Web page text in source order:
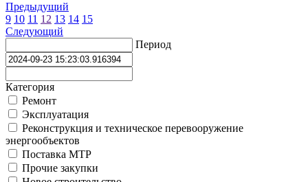
Предыдущий
9 10 11 12 13 14 15
Следующий
Период
Категория
Ремонт
Эксплуатация
Реконструкция и техническое перевооружение
энергообъектов
Поставка МТР
Прочие закупки